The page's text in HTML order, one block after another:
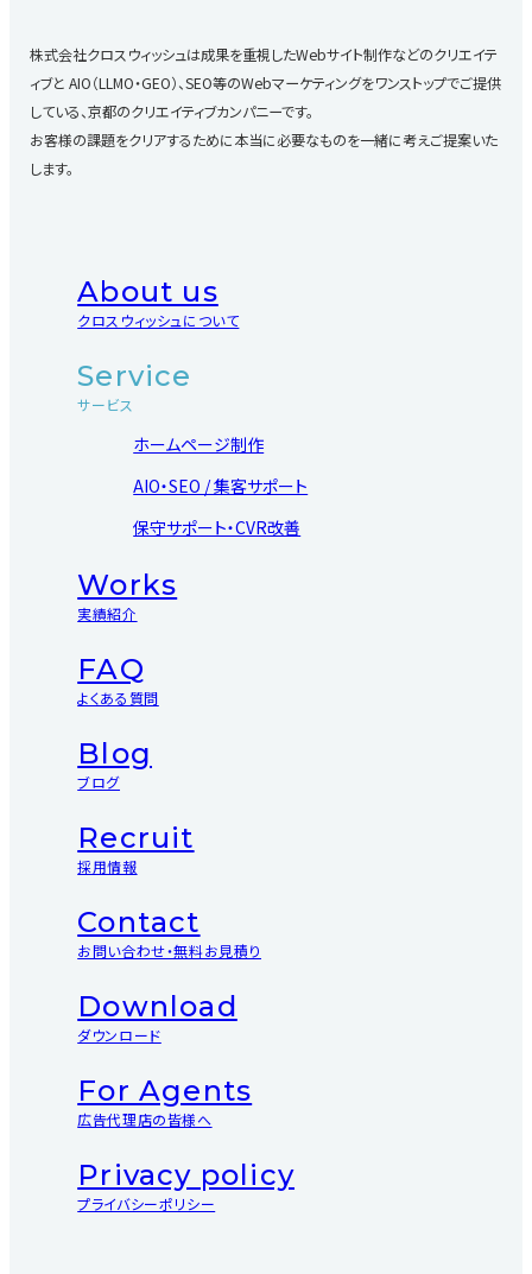
株式会社クロスウィッシュは成果を重視したWebサイト制作などのクリエイテ
ィブと AIO（LLMO・GEO）、SEO等のWebマーケティングをワンストップでご提供
している、京都のクリエイティブカンパニーです。
お客様の課題をクリアするために本当に必要なものを一緒に考えご提案いた
します。
About us
クロスウィッシュについて
Service
サービス
ホームページ制作
AIO・SEO / 集客サポート
保守サポート・CVR改善
Works
実績紹介
FAQ
よくある質問
Blog
ブログ
Recruit
採用情報
Contact
お問い合わせ・無料お見積り
Download
ダウンロード
For Agents
広告代理店の皆様へ
Privacy policy
プライバシーポリシー